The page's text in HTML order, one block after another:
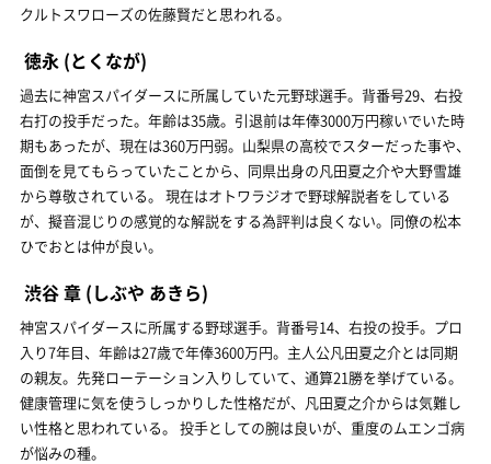
クルトスワローズの佐藤賢だと思われる。
徳永 (とくなが)
過去に神宮スパイダースに所属していた元野球選手。背番号29、右投
右打の投手だった。年齢は35歳。引退前は年俸3000万円稼いでいた時
期もあったが、現在は360万円弱。山梨県の高校でスターだった事や、
面倒を見てもらっていたことから、同県出身の凡田夏之介や大野雪雄
から尊敬されている。 現在はオトワラジオで野球解説者をしている
が、擬音混じりの感覚的な解説をする為評判は良くない。同僚の松本
ひでおとは仲が良い。
渋谷 章 (しぶや あきら)
神宮スパイダースに所属する野球選手。背番号14、右投の投手。プロ
入り7年目、年齢は27歳で年俸3600万円。主人公凡田夏之介とは同期
の親友。先発ローテーション入りしていて、通算21勝を挙げている。
健康管理に気を使うしっかりした性格だが、凡田夏之介からは気難し
い性格と思われている。 投手としての腕は良いが、重度のムエンゴ病
が悩みの種。